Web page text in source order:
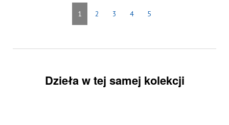
1 2 3 4 5
Dzieła w tej samej kolekcji